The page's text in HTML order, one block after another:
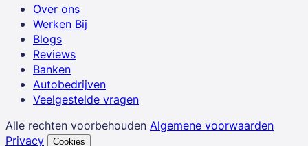
Over ons
Werken Bij
Blogs
Reviews
Banken
Autobedrijven
Veelgestelde vragen
Alle rechten voorbehouden Algemene voorwaarden
Privacy
Cookies